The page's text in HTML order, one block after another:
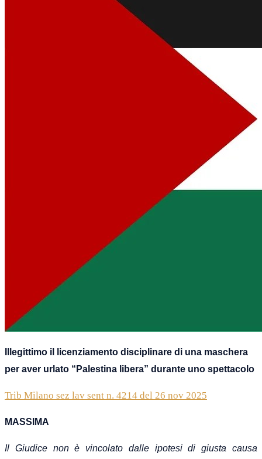
Illegittimo il licenziamento disciplinare di una maschera
per aver urlato “Palestina libera” durante uno spettacolo
Trib Milano sez lav sent n. 4214 del 26 nov 2025
MASSIMA
Il Giudice non è vincolato dalle ipotesi di giusta causa